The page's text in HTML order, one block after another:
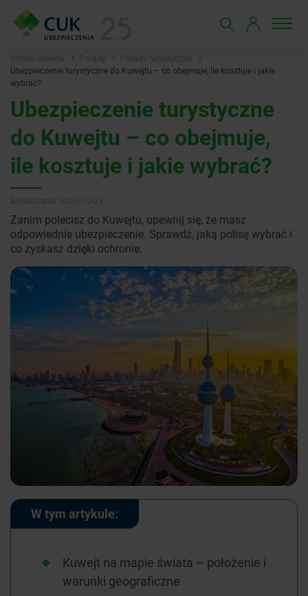
Ubezpieczenie turystyczne do Kuwejtu – co obejmuje, ile kosztuje i jakie
wybrać?
Ubezpieczenie turystyczne
do Kuwejtu – co obejmuje,
ile kosztuje i jakie wybrać?
Zanim polecisz do Kuwejtu, upewnij się, że masz
odpowiednie ubezpieczenie. Sprawdź, jaką polisę wybrać i
co zyskasz dzięki ochronie.
W tym artykule:
Kuwejt na mapie świata – położenie i
warunki geograficzne